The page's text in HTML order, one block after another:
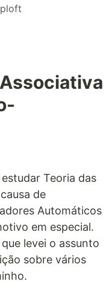
Teoria das
de
Automáticos
em especial.
levei o assunto
sobre vários